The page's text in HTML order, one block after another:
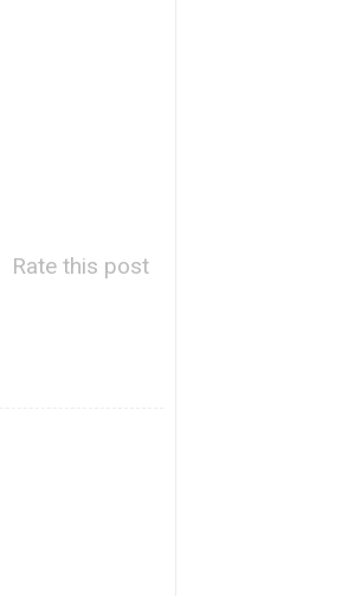
Rate this post